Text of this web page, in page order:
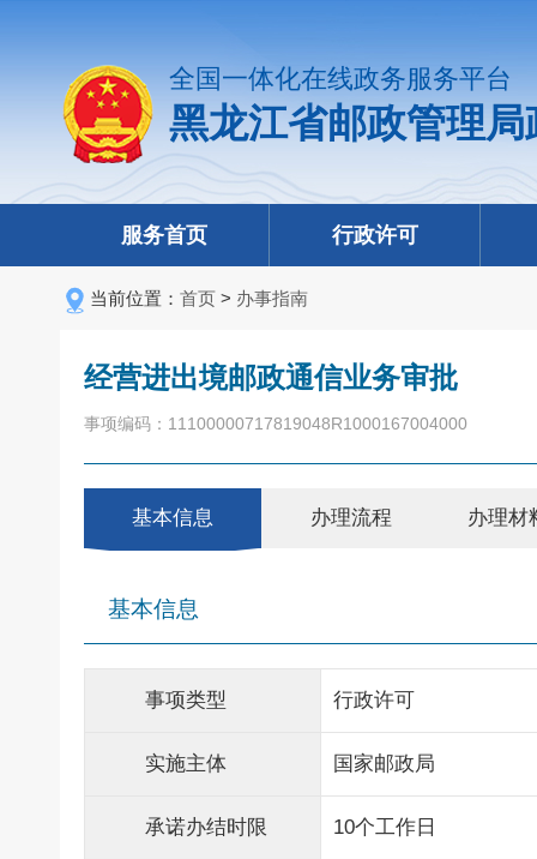
全国一体化在线政务服务平台
黑龙江省邮政管理
服务首页 行政许可
当前位置： 首页 > 办事指南
经营进出境邮政通信业务审批
事项编码：11100000717819048R1000167004000
基本信息 办理流程 办理材
基本信息
事项类型 行政许可
实施主体 国家邮政局
承诺办结时限 10个工作日